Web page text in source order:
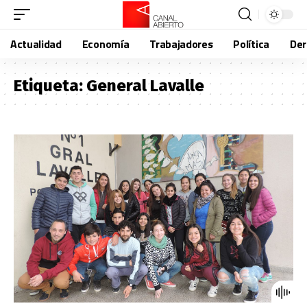
Actualidad Economía Trabajadores Política
Etiqueta:General Lavalle